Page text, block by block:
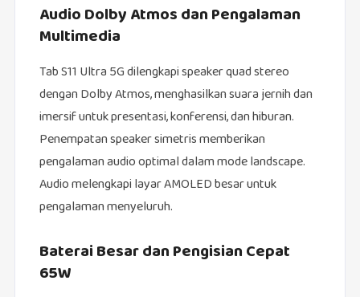
Audio Dolby Atmos dan Pengalaman
Multimedia
Tab S11 Ultra 5G dilengkapi speaker quad stereo
dengan Dolby Atmos, menghasilkan suara jernih dan
imersif untuk presentasi, konferensi, dan hiburan.
Penempatan speaker simetris memberikan
pengalaman audio optimal dalam mode landscape.
Audio melengkapi layar AMOLED besar untuk
pengalaman menyeluruh.
Baterai Besar dan Pengisian Cepat
65W